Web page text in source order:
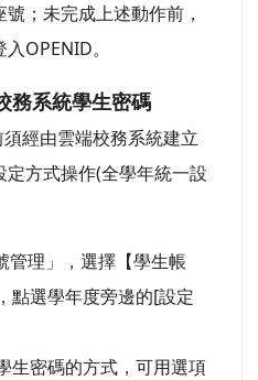
；未完成上述動作前，
OPENID。
務系統學生密碼
經由雲端校務系統建立
方式操作(全學年統一設
管理」，選擇【學生帳
點選學年度旁邊的[設定
生密碼的方式，可用選項